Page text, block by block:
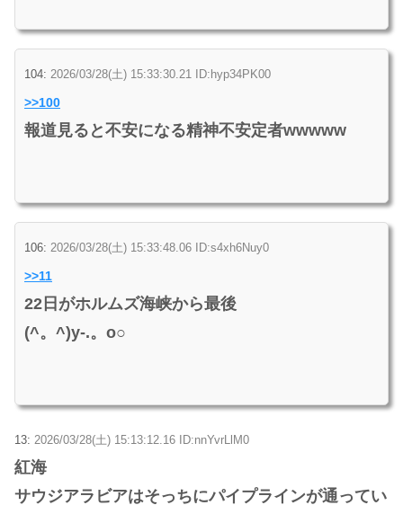
104: 2026/03/28(土) 15:33:30.21 ID:hyp34PK00
>>100
報道見ると不安になる精神不安定者wwwww
106: 2026/03/28(土) 15:33:48.06 ID:s4xh6Nuy0
>>11
22日がホルムズ海峡から最後
(^。^)y-.。o○
13: 2026/03/28(土) 15:13:12.16 ID:nnYvrLlM0
紅海
サウジアラビアはそっちにパイプラインが通ってい